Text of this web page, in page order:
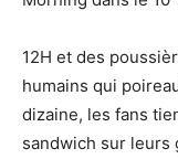
12H et des
humains qui
dizaine, les fans
sandwich sur leurs